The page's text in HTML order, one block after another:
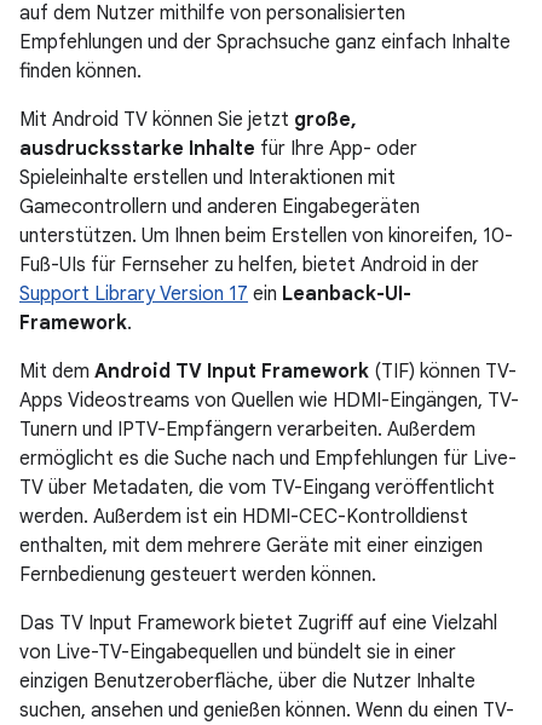
auf dem Nutzer mithilfe von personalisierten
Empfehlungen und der Sprachsuche ganz einfach Inhalte
finden können.
Mit Android TV können Sie jetzt große,
ausdrucksstarke Inhalte für Ihre App- oder
Spieleinhalte erstellen und Interaktionen mit
Gamecontrollern und anderen Eingabegeräten
unterstützen. Um Ihnen beim Erstellen von kinoreifen, 10-
Fuß-UIs für Fernseher zu helfen, bietet Android in der
Support Library Version 17 ein Leanback-UI-
Framework.
Mit dem Android TV Input Framework (TIF) können TV-
Apps Videostreams von Quellen wie HDMI-Eingängen, TV-
Tunern und IPTV-Empfängern verarbeiten. Außerdem
ermöglicht es die Suche nach und Empfehlungen für Live-
TV über Metadaten, die vom TV-Eingang veröffentlicht
werden. Außerdem ist ein HDMI-CEC-Kontrolldienst
enthalten, mit dem mehrere Geräte mit einer einzigen
Fernbedienung gesteuert werden können.
Das TV Input Framework bietet Zugriff auf eine Vielzahl
von Live-TV-Eingabequellen und bündelt sie in einer
einzigen Benutzeroberfläche, über die Nutzer Inhalte
suchen, ansehen und genießen können. Wenn du einen TV-